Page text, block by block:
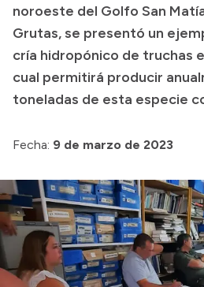
Compras y licitaciones
Consulta de expedientes
Consulta de pago a
Convocatorias
Intranet
noroeste del Golfo San
Grutas, se presentó un
cría hidropónico de truchas
cual permitirá producir
toneladas de esta especie
Fecha: 9 de marzo de 2023